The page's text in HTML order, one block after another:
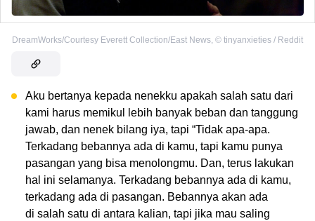
DreamWorks/Courtesy Everett Collection/East News, © tinyanxieties / Reddit
Aku bertanya kepada nenekku apakah salah satu dari
kami harus memikul lebih banyak beban dan tanggung
jawab, dan nenek bilang iya, tapi “Tidak apa-apa.
Terkadang bebannya ada di kamu, tapi kamu punya
pasangan yang bisa menolongmu. Dan, terus lakukan
hal ini selamanya. Terkadang bebannya ada di kamu,
terkadang ada di pasangan. Bebannya akan ada
di salah satu di antara kalian, tapi jika mau saling